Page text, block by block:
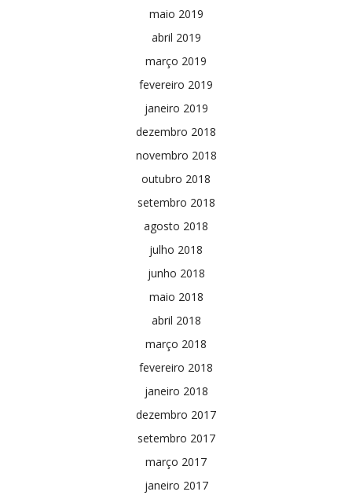
maio 2019
abril 2019
março 2019
fevereiro 2019
janeiro 2019
dezembro 2018
novembro 2018
outubro 2018
setembro 2018
agosto 2018
julho 2018
junho 2018
maio 2018
abril 2018
março 2018
fevereiro 2018
janeiro 2018
dezembro 2017
setembro 2017
março 2017
janeiro 2017